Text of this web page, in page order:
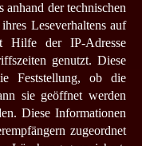
anhand der technischen
Leseverhaltens auf
Hilfe der IP-Adresse
genutzt. Diese
Feststellung, ob die
sie geöffnet werden
Diese Informationen
zugeordnet